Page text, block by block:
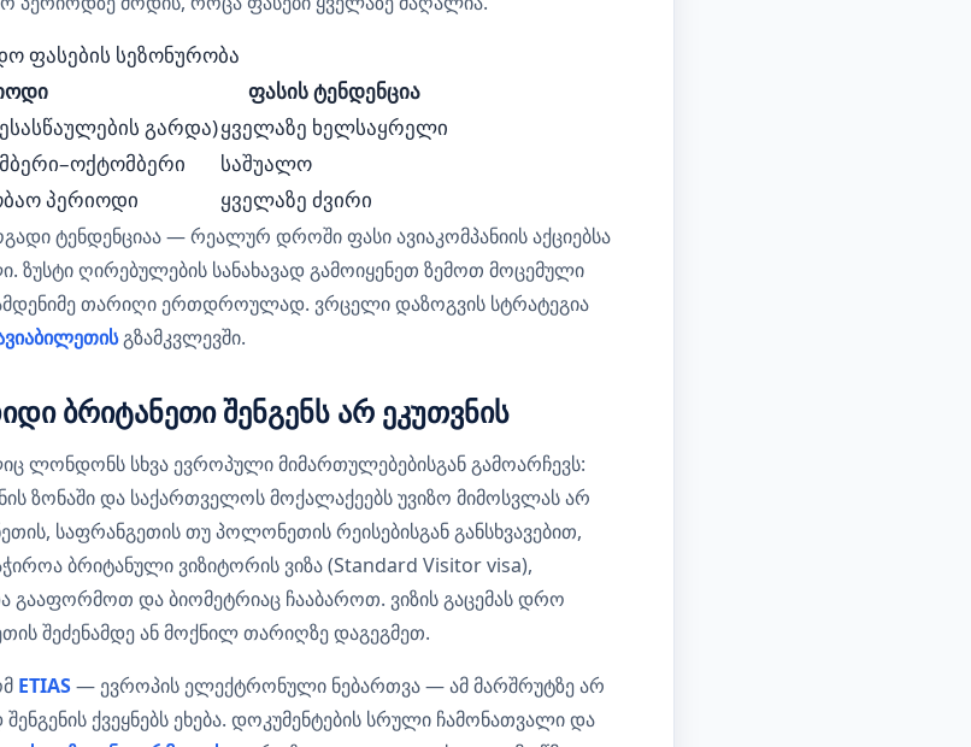
ფასების სეზონურობა
ფასის ტენდენცია
გარდა)ყველაზე ხელსაყრელი
საშუალო
პერიოდი ყველაზე ძვირი
ტენდენციაა — რეალურ დროში ფასი ავიაკომპანიის აქციებსა
ზუსტი ღირებულების სანახავად გამოიყენეთ ზემოთ მოცემული
თარიღი ერთდროულად. ვრცელი დაზოგვის სტრატეგია
გზამკვლევში.
ბრიტანეთი შენგენს არ ეკუთვნის
ლონდონს სხვა ევროპული მიმართულებებისგან გამოარჩევს:
ზონაში და საქართველოს მოქალაქეებს უვიზო მიმოსვლას არ
საფრანგეთის თუ პოლონეთის რეისებისგან განსხვავებით,
ბრიტანული ვიზიტორის ვიზა (Standard Visitor visa),
გააფორმოთ და ბიომეტრიაც ჩააბაროთ. ვიზის გაცემას დრო
შეძენამდე ან მოქნილ თარიღზე დაგეგმეთ.
ETIAS— ევროპის ელექტრონული ნებართვა — ამ მარშრუტზე არ
ქვეყნებს ეხება. დოკუმენტების სრული ჩამონათვალი და